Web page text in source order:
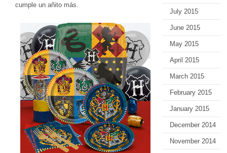
cumple un añito más.
July 2015
June 2015
May 2015
April 2015
March 2015
February 2015
January 2015
December 2014
November 2014